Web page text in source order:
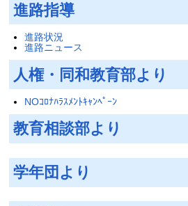
進路指導
進路状況
進路ニュース
人権・同和教育部より
NOｺﾛﾅﾊﾗｽﾒﾝﾄｷｬﾝﾍﾟｰﾝ
教育相談部より
学年団より